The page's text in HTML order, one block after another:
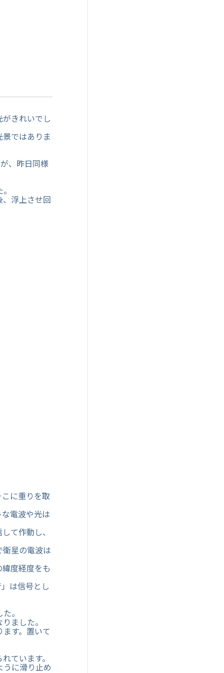
きれいでし
ではありま
、昨日同様
浮上させ回
に重りを取
電波や光は
て作動し、
星の電波は
度経度をも
は信号とし
。
ました。
す。置いて
ています。
に滑り止め